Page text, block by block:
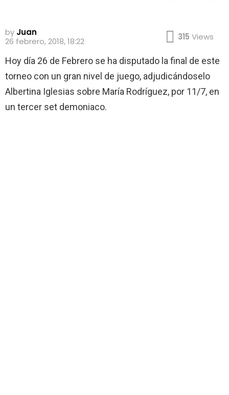
by Juan
26 febrero, 2018, 18:22
315 Views
Hoy día 26 de Febrero se ha disputado la final de este
torneo con un gran nivel de juego, adjudicándoselo
Albertina Iglesias sobre María Rodríguez, por 11/7, en
un tercer set demoniaco.